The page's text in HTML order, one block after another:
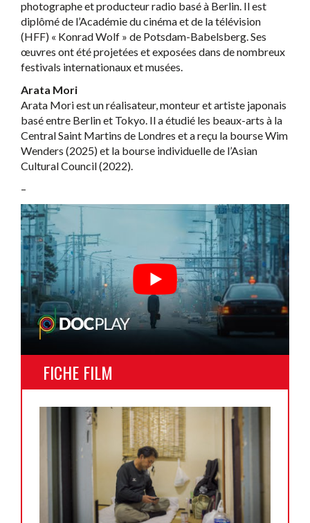
photographe et producteur radio basé à Berlin. Il est
diplômé de l’Académie du cinéma et de la télévision
(HFF) « Konrad Wolf » de Potsdam-Babelsberg. Ses
œuvres ont été projetées et exposées dans de nombreux
festivals internationaux et musées.
Arata Mori
Arata Mori est un réalisateur, monteur et artiste japonais
basé entre Berlin et Tokyo. Il a étudié les beaux-arts à la
Central Saint Martins de Londres et a reçu la bourse Wim
Wenders (2025) et la bourse individuelle de l’Asian
Cultural Council (2022).
–
FICHE FILM